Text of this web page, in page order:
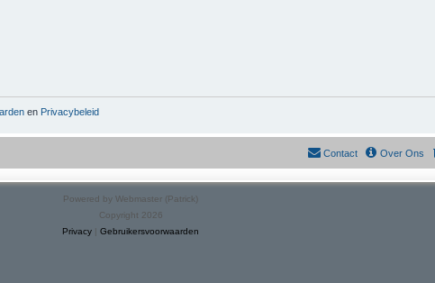
en Privacybeleid
Over Ons
Contact
Powered by Webmaster (Patrick)
Copyright 2026
Privacy | Gebruikersvoorwaarden